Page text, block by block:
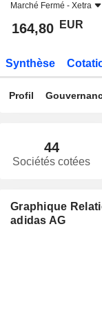
Marché Fermé - Xetra
164,80 EUR
Synthèse
Profil
44
Sociétés cotées
Graphique
adidas AG